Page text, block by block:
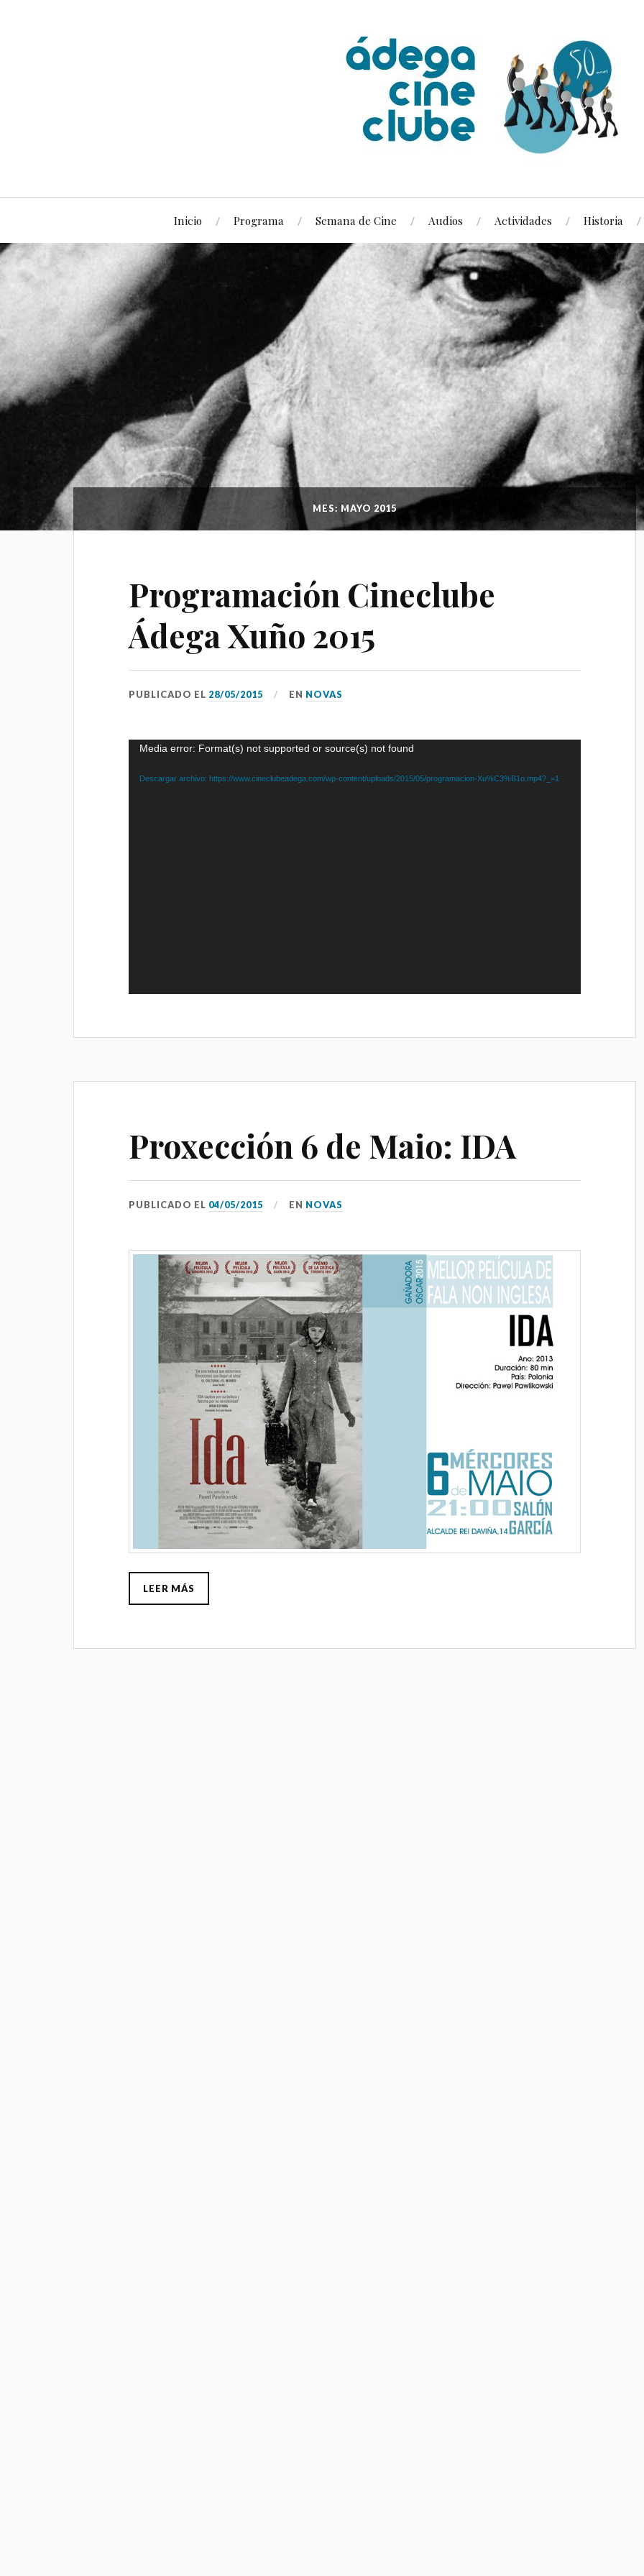
Inicio Programa Semana de Cine Audios Actividades Historia
MES: MAYO 2015
Programación Cineclube
Ádega Xuño 2015
PUBLICADO EL 28/05/2015 EN NOVAS
Reproductor
vídeo
Media error: Format(s) not supported or source(s) not found
Descargar archivo: https://www.cineclubeadega.com/wp-content/uploads/2015/05/programacion-Xu%C3%B1o.mp4?_=1
Proxección 6 de Maio: IDA
PUBLICADO EL 04/05/2015 EN NOVAS
LEER MÁS
ABONO 4 PELÍCULAS
Salón García, Rúa do Alcalde Rey
Daviña, Vilagarcía de Arousa,
RESERVA